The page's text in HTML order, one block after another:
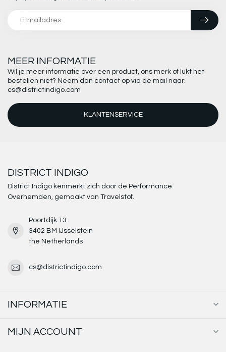
MEER INFORMATIE
Wil je meer informatie over een product, ons merk of lukt het
bestellen niet? Neem dan contact op via de mail naar:
cs@districtindigo.com
KLANTENSERVICE
DISTRICT INDIGO
District Indigo kenmerkt zich door de Performance
Overhemden, gemaakt van Travelstof.
Poortdijk 13
3402 BM IJsselstein
the Netherlands
cs@districtindigo.com
INFORMATIE
MIJN ACCOUNT